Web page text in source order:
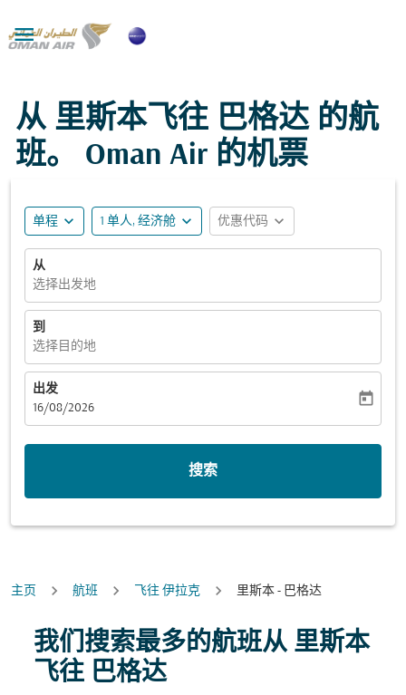

从 里斯本飞往 巴格达 的航
班。 Oman Air 的机票
单程 expand_more 1 单人, 经济舱 expand_more 优惠代码 expand_more
从
选择出发地
到
选择目的地
出发
fc-booking-departure-date-aria-label
16/08/2026
today
搜索
主页 航班 飞往 伊拉克 里斯本 - 巴格达
我们搜索最多的航班从 里斯本
飞往 巴格达
尝试更新您的路线（出发地和/或目的地）或与下面的各